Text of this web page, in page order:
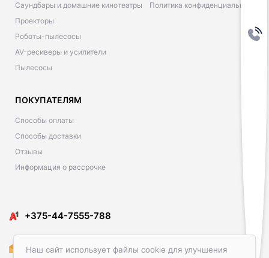
Наш сайт использует файлы cookie для улучшения
Саундбары и домашние кинотеатры
Проекторы
Роботы-пылесосы
AV-ресиверы и усилители
Пылесосы
Политика конфиденциальности
ПОКУПАТЕЛЯМ
Способы оплаты
Способы доставки
Отзывы
Информация о рассрочке
​​+375-44-7555-788
Amediacon@gmail.com